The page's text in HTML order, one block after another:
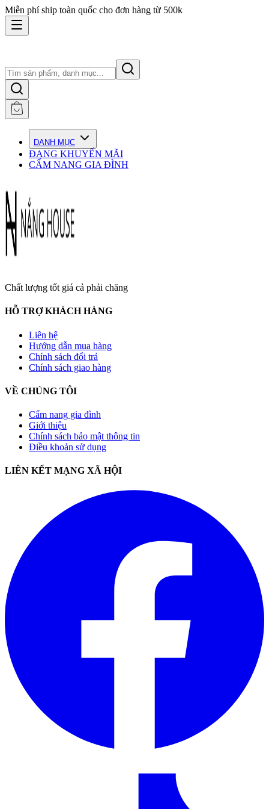
Miễn phí ship toàn quốc cho đơn hàng từ 500k
DANH MỤC
ĐANG KHUYẾN MÃI
CẨM NANG GIA ĐÌNH
Chất lượng tốt giá cả phải chăng
HỖ TRỢ KHÁCH HÀNG
Liên hệ
Hướng dẫn mua hàng
Chính sách đổi trả
Chính sách giao hàng
VỀ CHÚNG TÔI
Cẩm nang gia đình
Giới thiệu
Chính sách bảo mật thông tin
Điều khoản sử dụng
LIÊN KẾT MẠNG XÃ HỘI